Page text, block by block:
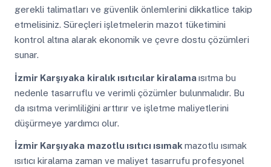
gerekli talimatları ve güvenlik önlemlerini dikkatlice takip
etmelisiniz. Süreçleri işletmelerin mazot tüketimini
kontrol altına alarak ekonomik ve çevre dostu çözümleri
sunar.
İzmir Karşıyaka kiralık ısıtıcılar kiralamaısıtma bu
nedenle tasarruflu ve verimli çözümler bulunmalıdır. Bu
da ısıtma verimliliğini arttırır ve işletme maliyetlerini
düşürmeye yardımcı olur.
İzmir Karşıyaka mazotlu ısıtıcı ısımak mazotlu ısımak
ısıtıcı kiralama zaman ve maliyet tasarrufu profesyonel